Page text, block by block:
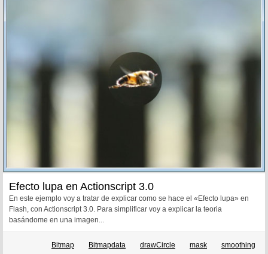
Efecto lupa en Actionscript 3.0
En este ejemplo voy a tratar de explicar como se hace el «Efecto lupa» en
Flash, con Actionscript 3.0. Para simplificar voy a explicar la teoria
basándome en una imagen...
Bitmap Bitmapdata drawCircle mask smoothing